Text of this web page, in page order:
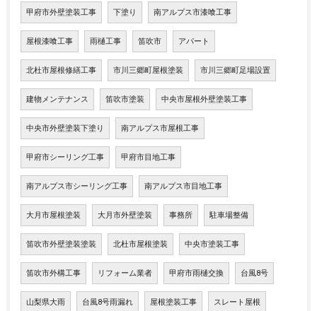
甲府市外壁塗装工事 下塗り 南アルプス市漆喰工事
屋根漆喰工事 雨樋工事 笛吹市 アパート
北杜市屋根修繕工事 市川三郷町屋根塗装 市川三郷町足場設置
建物メンテナンス 笛吹市塗装 中央市屋根外壁塗装工事
中央市外壁塗装下塗り 南アルプス市屋根工事
甲府市シーリング工事 甲府市目地工事
南アルプス市シーリング工事 南アルプス市目地工事
大月市屋根塗装 大月市外壁塗装 事務所 駐車場整備
笛吹市外壁塗装塗装 北杜市屋根塗装 中央市塗装工事
笛吹市外構工事 リフォーム業者 甲府市雨樋交換 台風8号
山梨県大雨 台風8号雨漏れ 屋根塗装工事 スレート屋根